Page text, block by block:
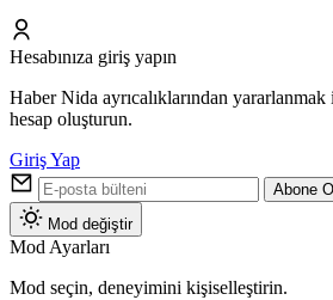
Hesabınıza giriş yapın
Haber Nida ayrıcalıklarından
hesap oluşturun.
Giriş Yap
Abone Ol
Mod değiştir
Mod Ayarları
Mod seçin, deneyimini kişiselleştirin.